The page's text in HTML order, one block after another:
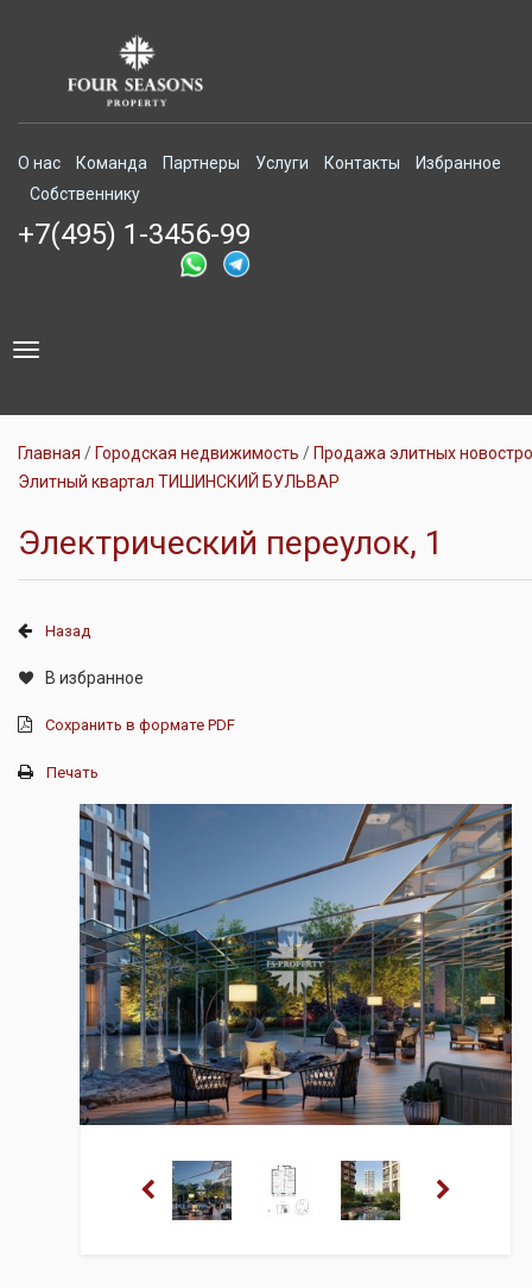
О нас Команда Партнеры Услуги Контакты
Избранное
Собственнику
+7(495) 1-3456-99
Toggle
Главная Городская недвижимость
Продажа элитных
Элитный квартал ТИШИНСКИЙ БУЛЬВАР
Электрический переулок, 1
Назад
В избранное
Сохранить в формате PDF
Печать